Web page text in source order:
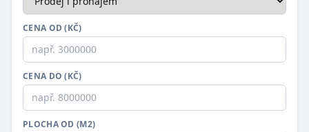
CENA OD (KČ)
CENA DO (KČ)
PLOCHA OD (M2)